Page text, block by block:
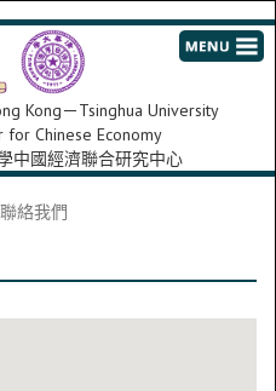
Kong－Tsinghua University
for Chinese Economy
中國經濟聯合研究中心
聯絡我們